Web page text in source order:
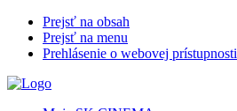
Prejsť na obsah
Prejsť na menu
Prehlásenie o webovej prístupnosti